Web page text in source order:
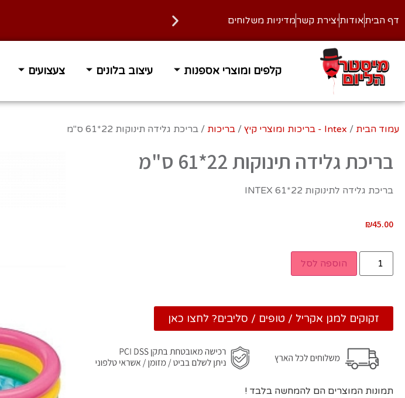
דף הביתאודותיצירת קשרמדיניות משלוחים
זמן אספקה 1-3 ימי עסקים משלוח עד הבית בחינם ברכישה מעל 400 ₪
קלפים ומוצרי אספנות עיצוב בלונים צעצועים
עמוד הבית / Intex - בריכות ומוצרי קיץ / בריכות / בריכת גלידה תינוקות 22*61 ס"מ
בריכת גלידה תינוקות 22*61 ס"מ
בריכת גלידה לתינוקות INTEX 61*22
₪45.00
הוספה לסל
זקוקים למגן אקריל / טופים / סליבים? לחצו כאן
תמונות המוצרים הם להמחשה בלבד !